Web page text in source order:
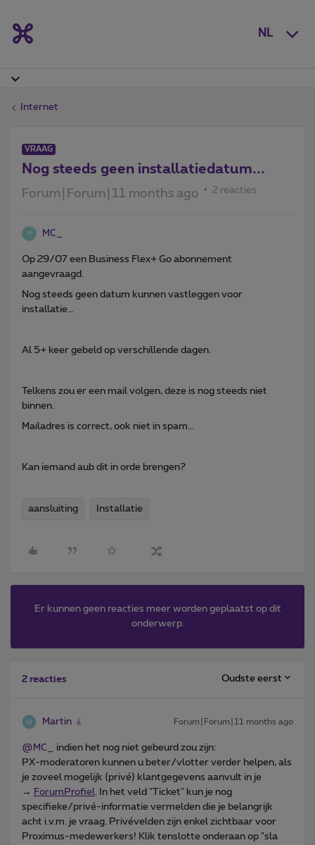
NL
Internet
VRAAG
Nog steeds geen installatiedatum...
Forum|Forum|11 months ago 2 reacties
M MC_
Op 29/07 een Business Flex+ Go abonnement
aangevraagd.
Nog steeds geen datum kunnen vastleggen voor
installatie…
Al 5+ keer gebeld op verschillende dagen.
Telkens zou er een mail volgen, deze is nog steeds niet
binnen.
Mailadres is correct, ook niet in spam…
Kan iemand aub dit in orde brengen?
aansluiting Installatie
Er kunnen geen reacties meer worden geplaatst op dit
onderwerp.
2 reacties Oudste eerst
Martin Forum|Forum|11 months ago
@MC_
indien het nog niet gebeurd zou zijn:
PX-moderatoren kunnen u beter/vlotter verder helpen, als
je zoveel mogelijk (privé) klantgegevens aanvult in je
→ ForumProfiel . In het veld "Ticket" kun je nog
specifieke/privé-informatie vermelden die je belangrijk
acht i.v.m. je vraag. Privévelden zijn enkel zichtbaar voor
Proximus-medewerkers! Klik tenslotte onderaan op "sla